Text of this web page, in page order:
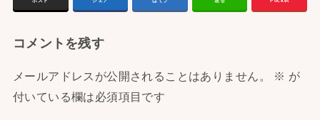
コメントを残す
メールアドレスが公開されることはありません。 ※ が
付いている欄は必須項目です